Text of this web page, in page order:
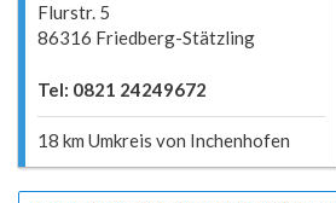
Flurstr. 5
86316 Friedberg-Stätzling
Tel: 0821 24249672
18 km Umkreis von Inchenhofen